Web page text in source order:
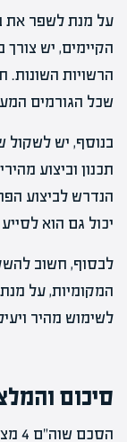
על מנת לשפר את
הקיימים, יש צורך
הרשויות השונות.
שכל הגורמים
בנוסף, יש לשקול
תכנון וביצוע
הנדרש לביצוע
יכול גם הוא
לבסוף, חשוב
המקומיות, על
לשימוש מהיר
סיכום